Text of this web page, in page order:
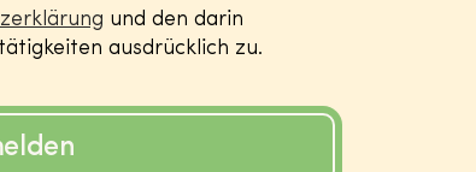
und den darin
ausdrücklich zu.